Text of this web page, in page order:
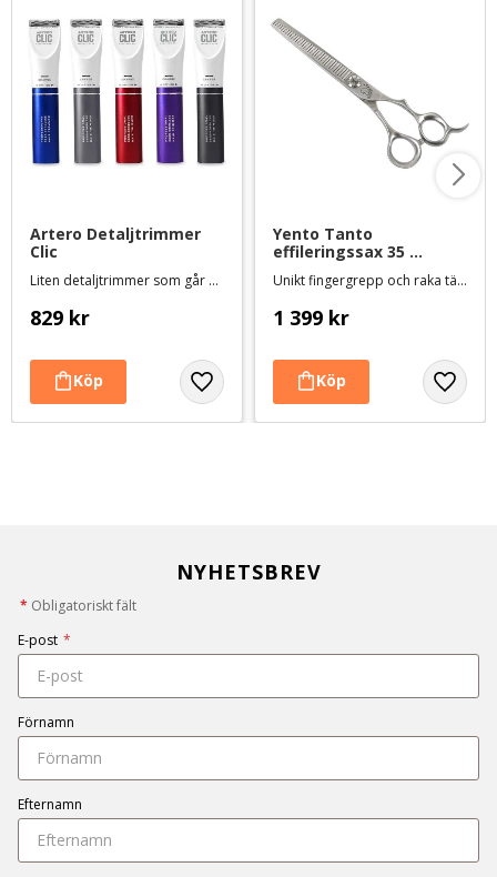
Artero Detaljtrimmer
Clic
Liten detaljtrimmer som går att använda både med och utan sladd
829 kr
Yento Tanto
effileringssax 35
Unikt fingergrepp och raka tänder - längd ca 19,5 cm
1 399 kr
NYHETSBREV
* Obligatoriskt fält
E-post *
Förnamn
Efternamn